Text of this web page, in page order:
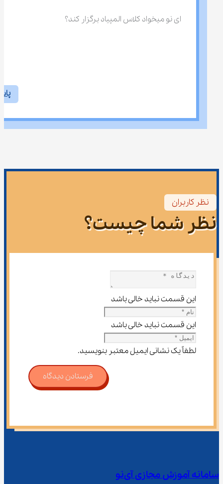
ای نو میخواد کلاس المپیاد برگزار کند؟
نظر کاربران
نظر شما چیست؟
این قسمت نباید خالی باشد
این قسمت نباید خالی باشد
لطفاً یک نشانی ایمیل معتبر بنویسید.
فرستادن دیدگاه
سامانه آموزش مجازی آی‌نو